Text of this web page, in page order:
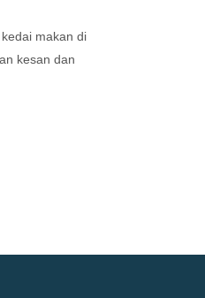
makan di
kesan dan